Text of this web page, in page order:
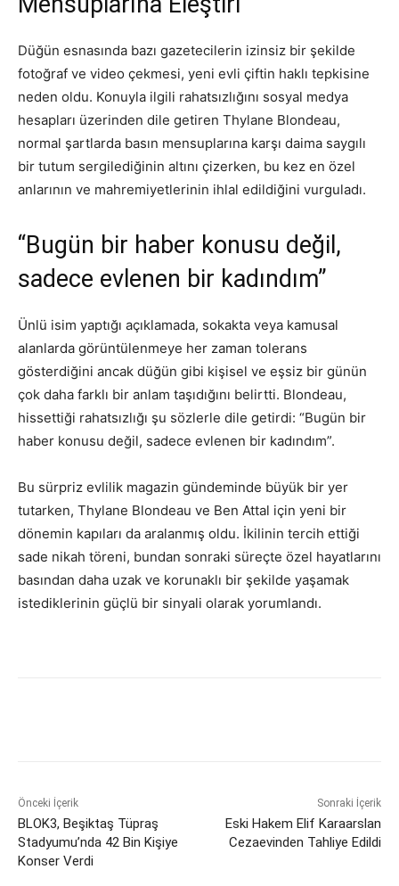
Düğün esnasında bazı gazetecilerin izinsiz bir şekilde
fotoğraf ve video çekmesi, yeni evli çiftin haklı tepkisine
neden oldu. Konuyla ilgili rahatsızlığını sosyal medya
hesapları üzerinden dile getiren Thylane Blondeau,
normal şartlarda basın mensuplarına karşı daima saygılı
bir tutum sergilediğinin altını çizerken, bu kez en özel
anlarının ve mahremiyetlerinin ihlal edildiğini vurguladı.
“Bugün bir haber konusu değil,
sadece evlenen bir kadındım”
Ünlü isim yaptığı açıklamada, sokakta veya kamusal
alanlarda görüntülenmeye her zaman tolerans
gösterdiğini ancak düğün gibi kişisel ve eşsiz bir günün
çok daha farklı bir anlam taşıdığını belirtti. Blondeau,
hissettiği rahatsızlığı şu sözlerle dile getirdi: “Bugün bir
haber konusu değil, sadece evlenen bir kadındım”.
Bu sürpriz evlilik magazin gündeminde büyük bir yer
tutarken, Thylane Blondeau ve Ben Attal için yeni bir
dönemin kapıları da aralanmış oldu. İkilinin tercih ettiği
sade nikah töreni, bundan sonraki süreçte özel hayatlarını
basından daha uzak ve korunaklı bir şekilde yaşamak
istediklerinin güçlü bir sinyali olarak yorumlandı.
Önceki İçerik
BLOK3, Beşiktaş Tüpraş
Stadyumu’nda 42 Bin Kişiye
Konser Verdi
Sonraki İçerik
Eski Hakem Elif Karaarslan
Cezaevinden Tahliye Edildi